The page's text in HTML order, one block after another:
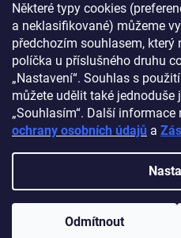
Některé typy cookies
a neklasifikované) můžeme
předchozím souhlasem,
políčka u příslušného druhu
„Nastavení“. Souhlas s
můžete udělit také
„Souhlasím“. Další informace
ochrany osobních údajů a
Odmítnout
Nelíbí se mi
Počet hlasů:340
Myprovas.cz
Copyright 2026Obchodnawebu